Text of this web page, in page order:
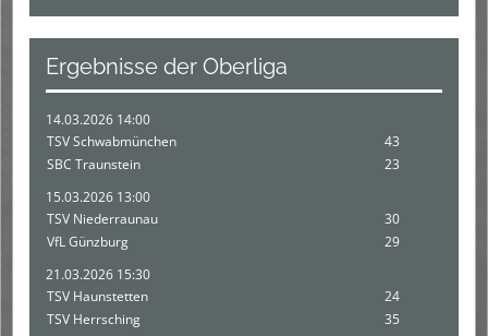
Ergebnisse der Oberliga
14.03.2026 14:00
TSV Schwabmünchen
43
SBC Traunstein
23
15.03.2026 13:00
TSV Niederraunau
30
VfL Günzburg
29
21.03.2026 15:30
TSV Haunstetten
24
TSV Herrsching
35